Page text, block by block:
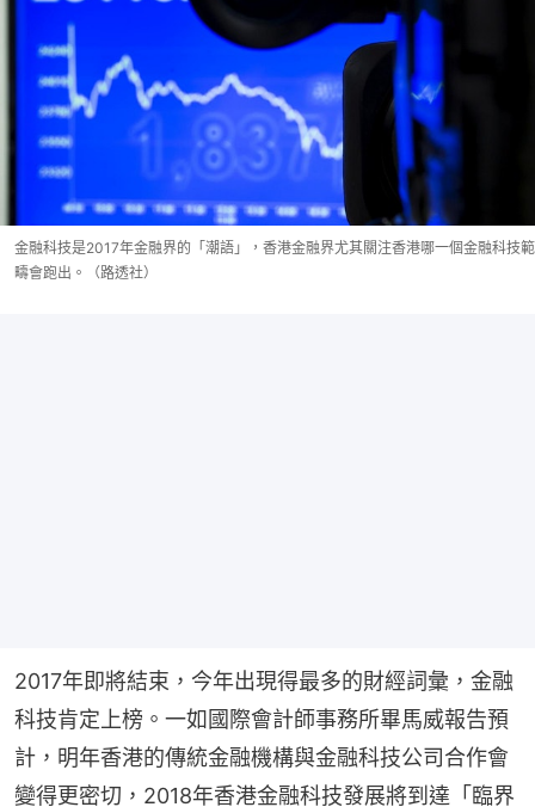
金融科技是2017年金融界的「潮語」，香港金融界尤其關注香港哪一個金融科技範
疇會跑出。（路透社）
2017年即將結束，今年出現得最多的財經詞彙，金融
科技肯定上榜。一如國際會計師事務所畢馬威報告預
計，明年香港的傳統金融機構與金融科技公司合作會
變得更密切，2018年香港金融科技發展將到達「臨界